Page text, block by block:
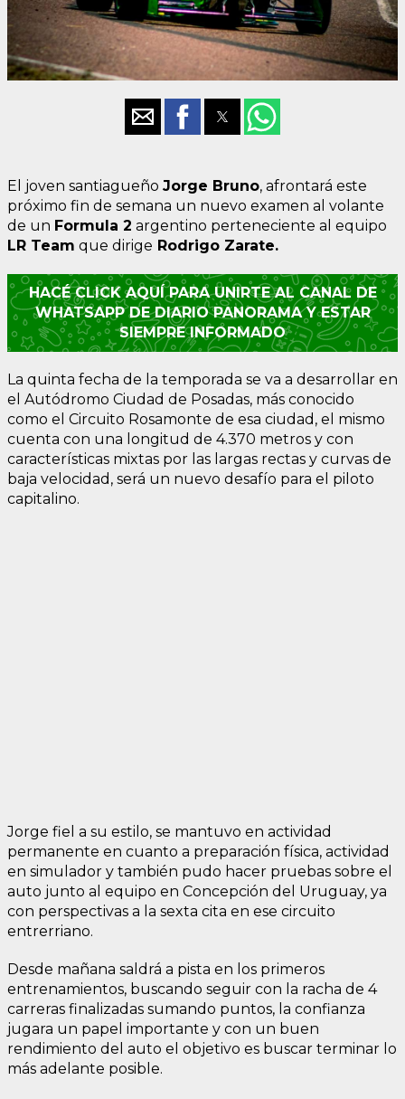
El joven santiagueño Jorge Bruno, afrontará este
próximo fin de semana un nuevo examen al volante
de un Formula 2 argentino perteneciente al equipo
LR Team que dirige Rodrigo Zarate.
HACÉ CLICK AQUÍ PARA UNIRTE AL CANAL DE
WHATSAPP DE DIARIO PANORAMA Y ESTAR
SIEMPRE INFORMADO
La quinta fecha de la temporada se va a desarrollar en
el Autódromo Ciudad de Posadas, más conocido
como el Circuito Rosamonte de esa ciudad, el mismo
cuenta con una longitud de 4.370 metros y con
características mixtas por las largas rectas y curvas de
baja velocidad, será un nuevo desafío para el piloto
capitalino.
Jorge fiel a su estilo, se mantuvo en actividad
permanente en cuanto a preparación física, actividad
en simulador y también pudo hacer pruebas sobre el
auto junto al equipo en Concepción del Uruguay, ya
con perspectivas a la sexta cita en ese circuito
entrerriano.
Desde mañana saldrá a pista en los primeros
entrenamientos, buscando seguir con la racha de 4
carreras finalizadas sumando puntos, la confianza
jugara un papel importante y con un buen
rendimiento del auto el objetivo es buscar terminar lo
más adelante posible.